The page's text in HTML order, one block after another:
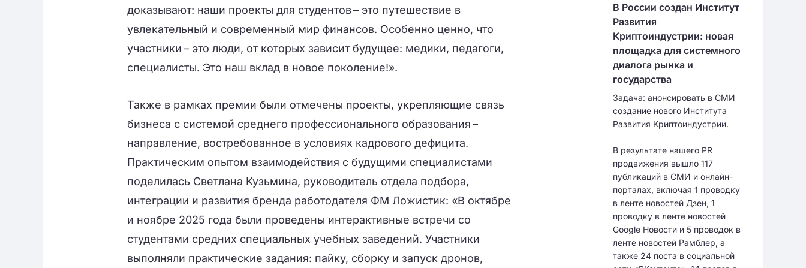
доказывают: наши проекты для студентов – это путешествие в
увлекательный и современный мир финансов. Особенно ценно, что
участники – это люди, от которых зависит будущее: медики, педагоги,
специалисты. Это наш вклад в новое поколение!».
Также в рамках премии были отмечены проекты, укрепляющие связь
бизнеса с системой среднего профессионального образования –
направление, востребованное в условиях кадрового дефицита.
Практическим опытом взаимодействия с будущими специалистами
поделилась Светлана Кузьмина, руководитель отдела подбора,
интеграции и развития бренда работодателя ФМ Ложистик: «В октябре
и ноябре 2025 года были проведены интерактивные встречи со
студентами средних специальных учебных заведений. Участники
выполняли практические задания: пайку, сборку и запуск дронов,
В России создан Институт
Развития
Криптоиндустрии: новая
площадка для системного
диалога рынка и
государства
Задача: анонсировать в СМИ
создание нового Института
Развития Криптоиндустрии.
В результате нашего PR
продвижения вышло 117
публикаций в СМИ и онлайн-
порталах, включая 1 проводку
в ленте новостей Дзен, 1
проводку в ленте новостей
Google Новости и 5 проводок в
ленте новостей Рамблер, а
также 24 поста в социальной